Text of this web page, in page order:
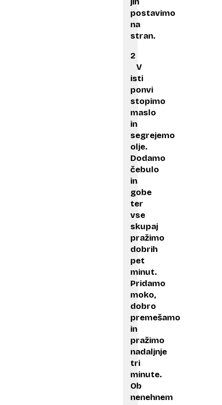
postavimo
na
stran.
2
V
isti
ponvi
stopimo
maslo
in
segrejemo
olje.
Dodamo
čebulo
in
gobe
ter
vse
skupaj
pražimo
dobrih
pet
minut.
Pridamo
moko,
dobro
premešamo
in
pražimo
nadaljnje
tri
minute.
Ob
nenehnem